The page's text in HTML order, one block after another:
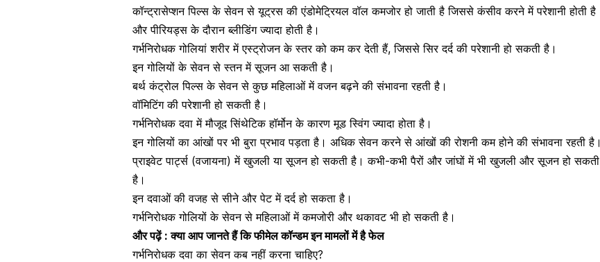
कॉन्ट्रासेप्शन पिल्स के सेवन से यूट्रस की एंडोमेट्रियल वॉल कमजोर हो जाती है जिससे कंसीव करने में परेशानी होती है
और पीरियड्स के दौरान ब्लीडिंग ज्यादा होती है।
गर्भनिरोधक गोलियां शरीर मेंएस्ट्रोजन के स्तर को कम कर देती हैं, जिससे सिर दर्द की परेशानी हो सकती है।
इन गोलियों के सेवन सेस्तन में सूजनआ सकती है।
बर्थ कंट्रोल पिल्स के सेवन से कुछ महिलाओं में वजन बढ़ने की संभावना रहती है।
वॉमिटिंग की परेशानी हो सकती है।
गर्भनिरोधक दवा में मौजूद सिंथेटिक हॉर्मोन के कारणमूड स्विंगज्यादा होता है।
इन गोलियों का आंखों पर भी बुरा प्रभाव पड़ता है। अधिक सेवन करने से आंखों की रोशनी कम होने की संभावना रहती है।
प्राइवेट पार्ट्स (वजायना) में खुजली या सूजनहो सकती है। कभी-कभी पैरों और जांघों में भी खुजली और सूजन हो सकती
है।
इन दवाओं की वजह से सीने और पेट में दर्द हो सकता है।
गर्भनिरोधक गोलियों के सेवन से महिलाओं में कमजोरी और थकावट भी हो सकती है।
और पढ़ें : क्या आप जानते हैं कि फीमेल कॉन्डम इन मामलों में है फेल
गर्भनिरोधक दवा का सेवन कब नहीं करना चाहिए?